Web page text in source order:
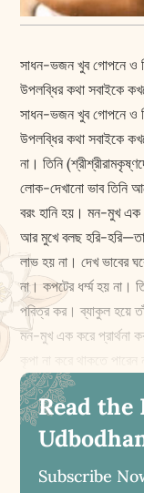
সাধন-ভজন খুব গোপনে ও
উপলব্ধির কথা সবাইকে
সাধন-ভজন খুব গোপনে ও
উপলব্ধির কথা সবাইকে
না। তিনি
লোক-দেখানো ভাব তিনি
বরং হানি হয়। মন-মুখ
আর মুখে বলছ হরি-
লাভ হয় না। দেখ ভাবের
না। কপটের ধর্ম্ম হয়
পবিত্র কর। ব্যাকুল হয়ে
মন-মুখ এক করে প্রার্থনা
Read
Subscribe